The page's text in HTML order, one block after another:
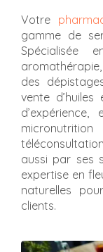
Votre
gamme de
Spécialisée
des
vente
aussi par ses
expertise en
naturelles
clients.